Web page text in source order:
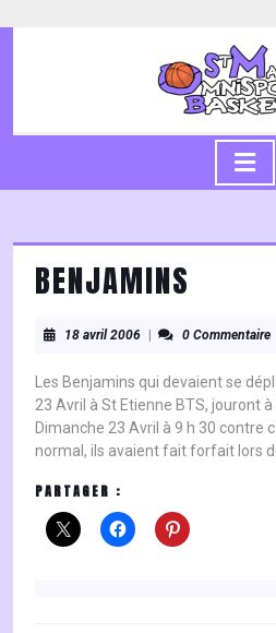
to
BENJAMINS
18 avril 200618
2006
0 Commentaire
Les Benjamins qui devaient se
23 Avril à St Etienne BTS, jouront
Dimanche 23 Avril à 9 h 30 contre
normal, ils avaient fait forfait lors
PARTAGER :